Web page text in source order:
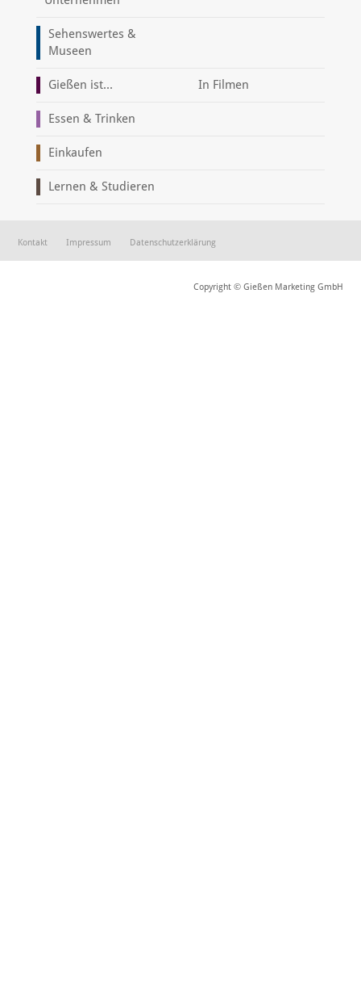
Sehenswertes &
Museen
Gießen ist... In Filmen
Essen & Trinken
Einkaufen
Lernen & Studieren
Kontakt Impressum Datenschutzerklärung
Copyright © Gießen Marketing GmbH